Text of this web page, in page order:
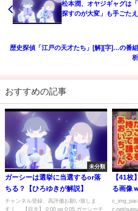
松本潤、オヤジギャグは
探すのが大変」も手ごたえ
歴史探偵「江戸の天才たち」[解][字]…の番
おすすめの記事
未分類
ガーシーは選挙に当選するor落
ちる？【ひろゆきが解説】
チャンネル登録、高評価お願い致しま
す！ 【目次】 0:00 op 0:05 ガーシーチ
【41枚
る画像
c.net/